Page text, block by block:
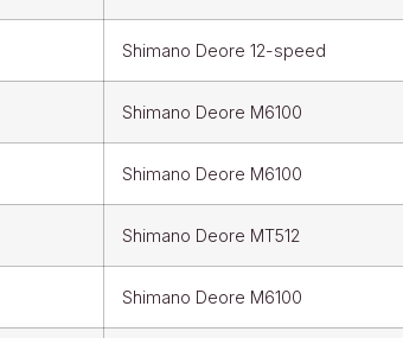
Shimano Deore 12-speed
Shimano Deore M6100
Shimano Deore M6100
Shimano Deore MT512
Shimano Deore M6100